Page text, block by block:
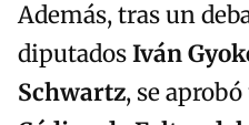
Además, tras un
diputadosIván
Schwartz, se